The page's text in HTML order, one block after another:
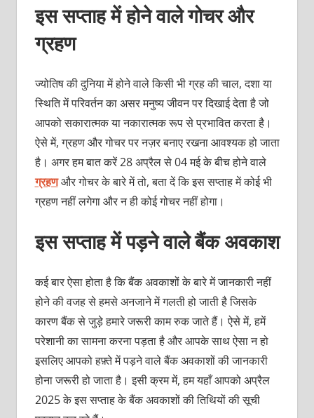
इस सप्ताह में होने वाले गोचर और
ग्रहण
ज्योतिष की दुनिया में होने वाले किसी भी ग्रह की चाल, दशा या
स्थिति में परिवर्तन का असर मनुष्य जीवन पर दिखाई देता है जो
आपको सकारात्मक या नकारात्मक रूप से प्रभावित करता है।
ऐसे में, ग्रहण और गोचर पर नज़र बनाए रखना आवश्यक हो जाता
है। अगर हम बात करें 28 अप्रैल से 04 मई के बीच होने वाले
ग्रहणऔर गोचर के बारे में तो, बता दें कि इस सप्ताह में कोई भी
ग्रहण नहीं लगेगा और न ही कोई गोचर नहीं होगा।
इस सप्ताह में पड़ने वाले बैंक अवकाश
कई बार ऐसा होता है कि बैंक अवकाशों के बारे में जानकारी नहीं
होने की वजह से हमसे अनजाने में गलती हो जाती है जिसके
कारण बैंक से जुड़े हमारे जरूरी काम रुक जाते हैं। ऐसे में, हमें
परेशानी का सामना करना पड़ता है और आपके साथ ऐसा न हो
इसलिए आपको हफ़्ते में पड़ने वाले बैंक अवकाशों की जानकारी
होना जरूरी हो जाता है। इसी क्रम में, हम यहाँ आपको अप्रैल
2025 के इस सप्ताह के बैंक अवकाशों की तिथियों की सूची